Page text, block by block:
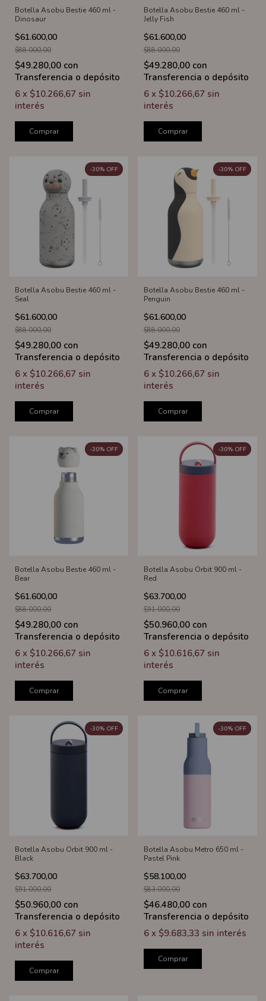
Botella Asobu Bestie 460 ml -
Dinosaur
$61.600,00
$88.000,00
$49.280,00 con
Transferencia o depósito
6 x $10.266,67 sin
interés
Comprar
Botella Asobu Bestie 460 ml -
Jelly Fish
$61.600,00
$88.000,00
$49.280,00 con
Transferencia o depósito
6 x $10.266,67 sin
interés
Comprar
Botella Asobu Bestie 460 ml -
Seal
$61.600,00
-30% OFF
$88.000,00
$49.280,00 con
Transferencia o depósito
6 x $10.266,67 sin
interés
Comprar
Botella Asobu Bestie 460 ml -
Penguin
$61.600,00
-30% OFF
$88.000,00
$49.280,00 con
Transferencia o depósito
6 x $10.266,67 sin
interés
Comprar
Botella Asobu Bestie 460 ml -
Bear
$61.600,00
-30% OFF
$88.000,00
$49.280,00 con
Transferencia o depósito
6 x $10.266,67 sin
interés
Comprar
Botella Asobu Orbit 900 ml -
Red
$63.700,00
-30% OFF
$91.000,00
$50.960,00 con
Transferencia o depósito
6 x $10.616,67 sin
interés
Comprar
Botella Asobu Orbit 900 ml -
Black
$63.700,00
-30% OFF
$91.000,00
$50.960,00 con
Transferencia o depósito
6 x $10.616,67 sin
interés
Comprar
Botella Asobu Metro 650 ml -
Pastel Pink
$58.100,00
-30% OFF
$83.000,00
$46.480,00 con
Transferencia o depósito
6 x $9.683,33 sin interés
Comprar